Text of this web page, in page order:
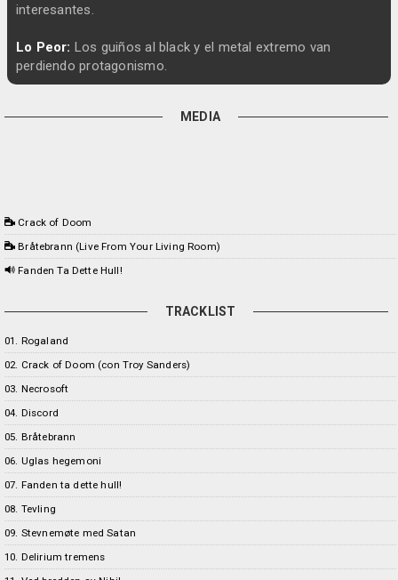
interesantes.
Lo Peor: Los guiños al black y el metal extremo van
perdiendo protagonismo.
MEDIA
Crack of Doom
Bråtebrann (Live From Your Living Room)
Fanden Ta Dette Hull!
TRACKLIST
01. Rogaland
02. Crack of Doom (con Troy Sanders)
03. Necrosoft
04. Discord
05. Bråtebrann
06. Uglas hegemoni
07. Fanden ta dette hull!
08. Tevling
09. Stevnemøte med Satan
10. Delirium tremens